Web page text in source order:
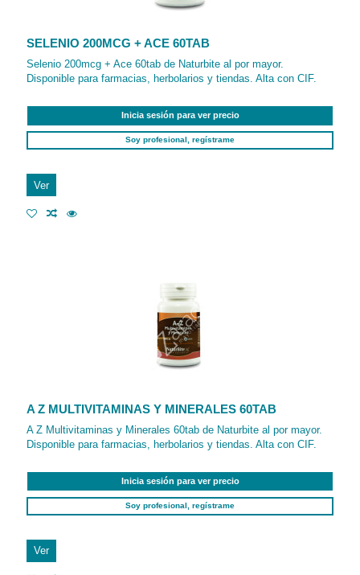
SELENIO 200MCG + ACE 60TAB
Selenio 200mcg + Ace 60tab de Naturbite al por mayor.
Disponible para farmacias, herbolarios y tiendas. Alta con CIF.
Inicia sesión para ver precio
Soy profesional, regístrame
Ver
A Z MULTIVITAMINAS Y MINERALES 60TAB
A Z Multivitaminas y Minerales 60tab de Naturbite al por mayor.
Disponible para farmacias, herbolarios y tiendas. Alta con CIF.
Inicia sesión para ver precio
Soy profesional, regístrame
Ver